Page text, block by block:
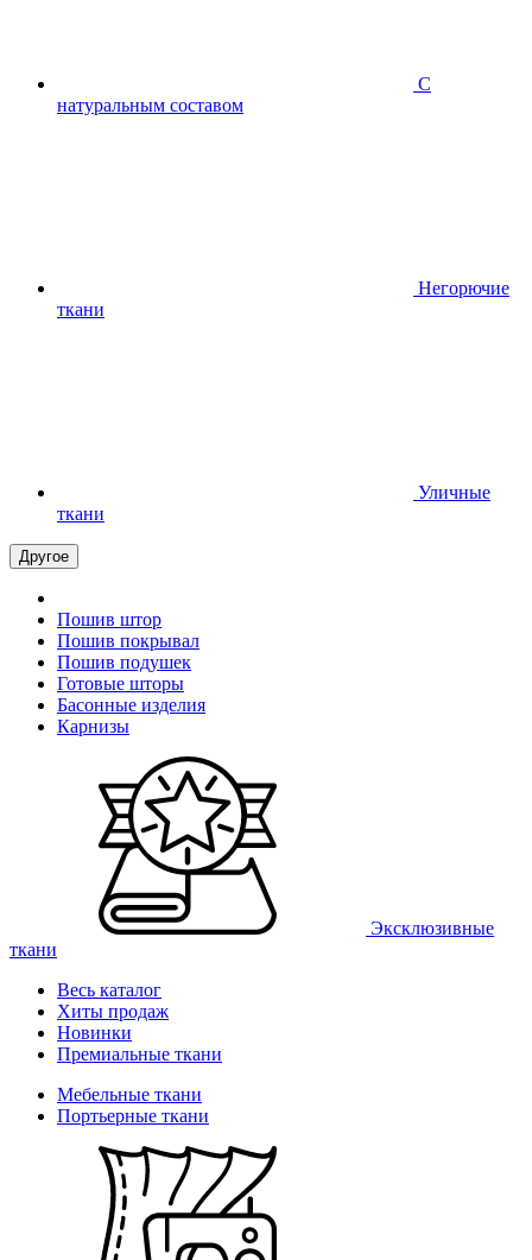
С
натуральным составом
Негорючие
ткани
Уличные
ткани
Другое
Пошив штор
Пошив покрывал
Пошив подушек
Готовые шторы
Басонные изделия
Карнизы
Эксклюзивные
ткани
Весь каталог
Хиты продаж
Новинки
Премиальные ткани
Мебельные ткани
Портьерные ткани